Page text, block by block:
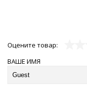
Оцените товар:
ВАШЕ ИМЯ